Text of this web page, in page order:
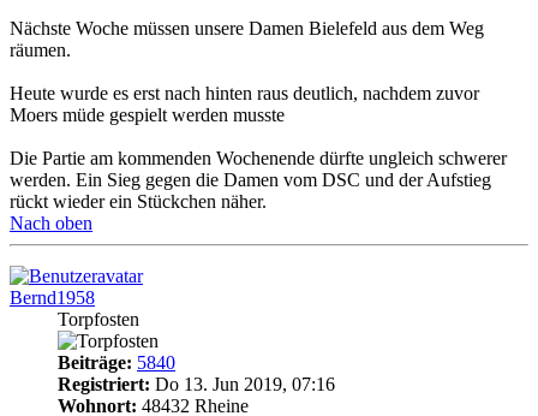
Nächste Woche müssen unsere Damen Bielefeld aus dem Weg
räumen.
Heute wurde es erst nach hinten raus deutlich, nachdem zuvor
Moers müde gespielt werden musste
Die Partie am kommenden Wochenende dürfte ungleich schwerer
werden. Ein Sieg gegen die Damen vom DSC und der Aufstieg
rückt wieder ein Stückchen näher.
Nach oben
Bernd1958
Torpfosten
Beiträge: 5840
Registriert: Do 13. Jun 2019, 07:16
Wohnort: 48432 Rheine